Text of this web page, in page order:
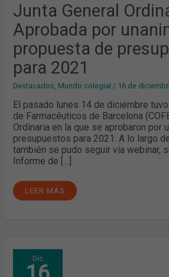
Junta General
Aprobada por
propuesta de
para 2021
Destacados Mundo colegial / 16 de
El pasado lunes 14 de diciembre
de Farmacéuticos de Barcelona
Ordinaria en la que se aprobaron por
presupuestos para 2021. A lo largo
también se pudo seguir vía webinar,
Informe de […]
PRESUPUESTOS
PARA
2021
LEER MÁS
Dic
INFARMA
2020-
2021